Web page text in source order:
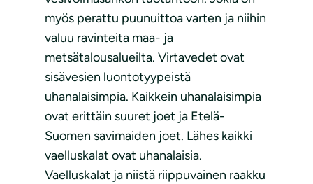
myös perattu puunuittoa varten ja niihin
valuu ravinteita maa- ja
metsätalousalueilta. Virtavedet ovat
sisävesien luontotyypeistä
uhanalaisimpia. Kaikkein uhanalaisimpia
ovat erittäin suuret joet ja Etelä-
Suomen savimaiden joet. Lähes kaikki
vaelluskalat ovat uhanalaisia.
Vaelluskalat ja niistä riippuvainen raakku